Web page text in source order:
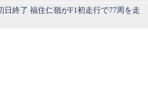
日終了 福住仁嶺がF1初走行で77周を走